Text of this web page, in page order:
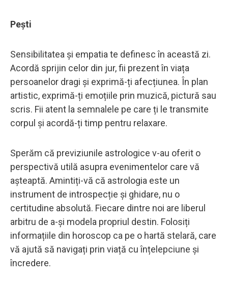
Pești
Sensibilitatea și empatia te definesc în această zi.
Acordă sprijin celor din jur, fii prezent în viața
persoanelor dragi și exprimă-ți afecțiunea. În plan
artistic, exprimă-ți emoțiile prin muzică, pictură sau
scris. Fii atent la semnalele pe care ți le transmite
corpul și acordă-ți timp pentru relaxare.
Sperăm că previziunile astrologice v-au oferit o
perspectivă utilă asupra evenimentelor care vă
așteaptă. Amintiți-vă că astrologia este un
instrument de introspecție și ghidare, nu o
certitudine absolută. Fiecare dintre noi are liberul
arbitru de a-și modela propriul destin. Folosiți
informațiile din horoscop ca pe o hartă stelară, care
vă ajută să navigați prin viață cu înțelepciune și
încredere.